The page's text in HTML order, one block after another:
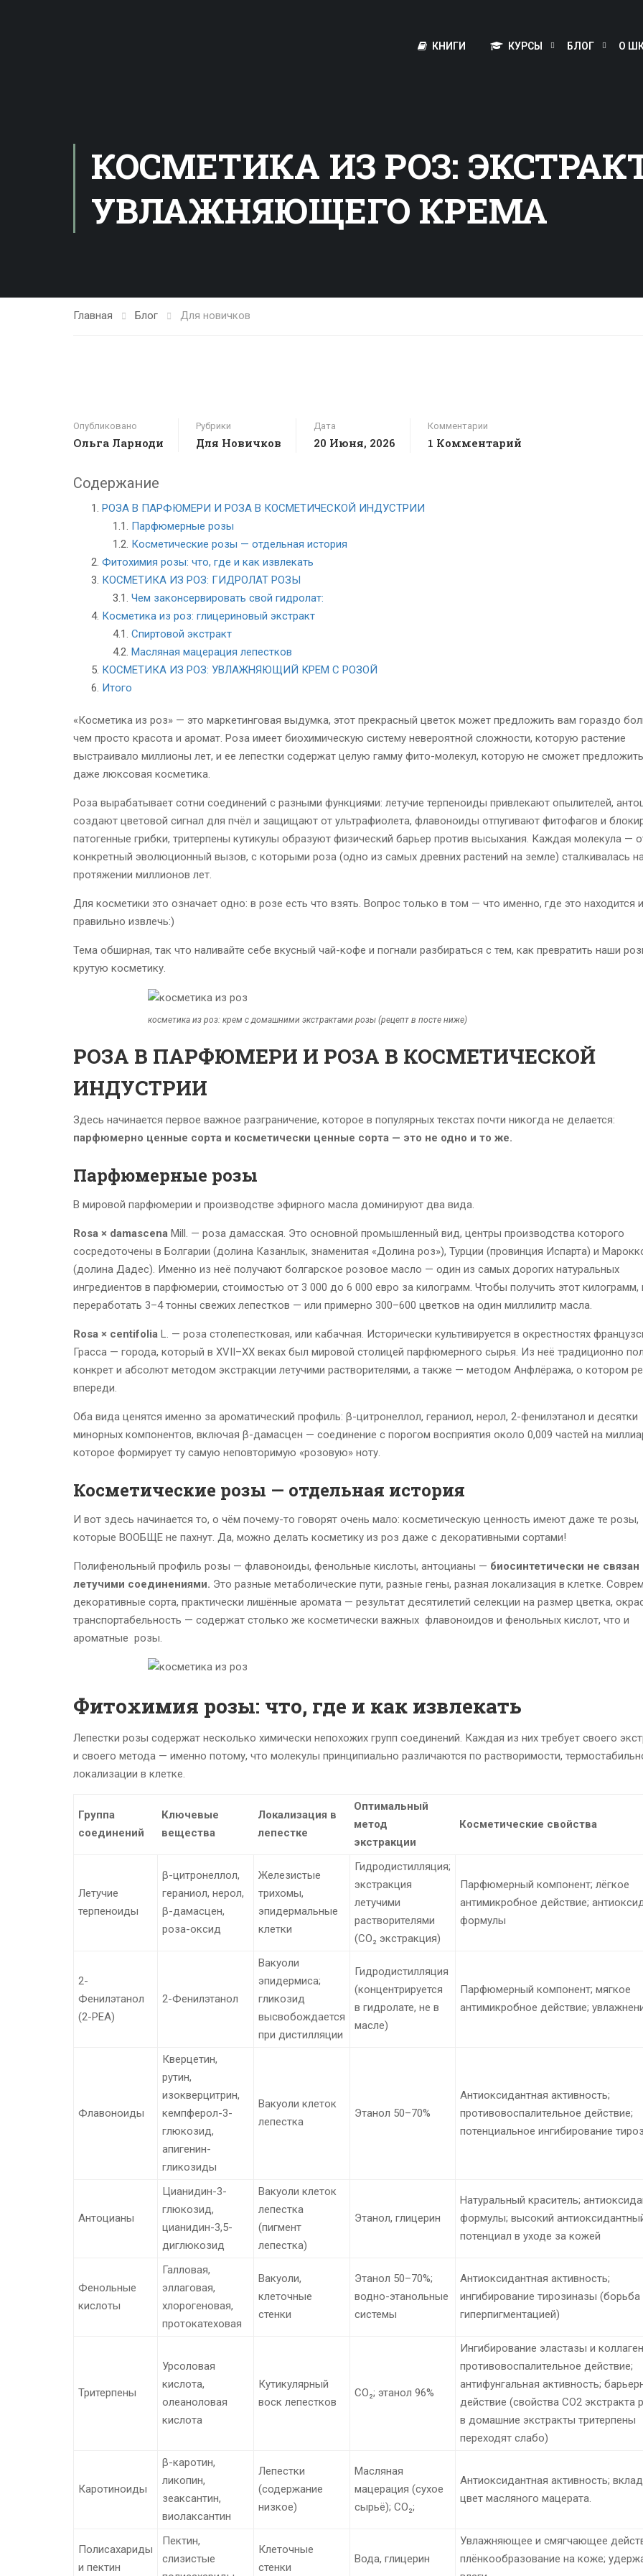
КНИГИ КУРСЫ БЛОГ О
КОСМЕТИКА ИЗ РОЗ:
УВЛАЖНЯЮЩЕГО КРЕМА
Главная Блог Для новичков
Опубликовано
Ольга Ларноди
Рубрики
Для Новичков
Дата
20 Июня, 2026
Комментарии
1 Комментарий
Содержание
РОЗА В ПАРФЮМЕРИ И РОЗА В КОСМЕТИЧЕСКОЙ ИНДУСТРИИ
Парфюмерные розы
Косметические розы — отдельная история
Фитохимия розы: что, где и как извлекать
КОСМЕТИКА ИЗ РОЗ: ГИДРОЛАТ РОЗЫ
Чем законсервировать свой гидролат:
Косметика из роз: глицериновый экстракт
Спиртовой экстракт
Масляная мацерация лепестков
КОСМЕТИКА ИЗ РОЗ: УВЛАЖНЯЮЩИЙ КРЕМ С РОЗОЙ
Итого
«Косметика из роз» — это маркетинговая выдумка, этот прекрасный цветок может предложить вам гораздо
чем просто красота и аромат. Роза имеет биохимическую систему невероятной сложности, которую растение
выстраивало миллионы лет, и ее лепестки содержат целую гамму фито-молекул, которую не сможет
даже люксовая косметика.
Роза вырабатывает сотни соединений с разными функциями: летучие терпеноиды привлекают опылителей,
создают цветовой сигнал для пчёл и защищают от ультрафиолета, флавоноиды отпугивают фитофагов и
патогенные грибки, тритерпены кутикулы образуют физический барьер против высыхания. Каждая молекула —
конкретный эволюционный вызов, с которыми роза (одно из самых древних растений на земле) сталкивалась
протяжении миллионов лет.
Для косметики это означает одно: в розе есть что взять. Вопрос только в том — что именно, где это находится
правильно извлечь:)
Тема обширная, так что наливайте себе вкусный чай-кофе и погнали разбираться с тем, как превратить наши
крутую косметику.
косметика из роз: крем с домашними экстрактами розы (рецепт в посте ниже)
РОЗА В ПАРФЮМЕРИ И РОЗА В КОСМЕТИЧЕСКОЙ
ИНДУСТРИИ
Здесь начинается первое важное разграничение, которое в популярных текстах почти никогда не делается:
парфюмерно ценные сорта и косметически ценные сорта — это не одно и то же.
Парфюмерные розы
В мировой парфюмерии и производстве эфирного масла доминируют два вида.
Rosa × damascena Mill. — роза дамасская. Это основной промышленный вид, центры производства которого
сосредоточены в Болгарии (долина Казанлык, знаменитая «Долина роз»), Турции (провинция Испарта) и
(долина Дадес). Именно из неё получают болгарское розовое масло — один из самых дорогих натуральных
ингредиентов в парфюмерии, стоимостью от 3 000 до 6 000 евро за килограмм. Чтобы получить этот килограмм,
переработать 3–4 тонны свежих лепестков — или примерно 300–600 цветков на один миллилитр масла.
Rosa × centifolia L. — роза столепестковая, или кабачная. Исторически культивируется в окрестностях
Грасса — города, который в XVII–XX веках был мировой столицей парфюмерного сырья. Из неё традиционно
конкрет и абсолют методом экстракции летучими растворителями, а также — методом Анфлёража, о котором
впереди.
Оба вида ценятся именно за ароматический профиль: β-цитронеллол, гераниол, нерол, 2-фенилэтанол и десятки
минорных компонентов, включая β-дамасцен — соединение с порогом восприятия около 0,009 частей на
которое формирует ту самую неповторимую «розовую» ноту.
Косметические розы — отдельная история
И вот здесь начинается то, о чём почему-то говорят очень мало: косметическую ценность имеют даже те розы,
которые ВООБЩЕ не пахнут. Да, можно делать косметику из роз даже с декоративными сортами!
Полифенольный профиль розы — флавоноиды, фенольные кислоты, антоцианы — биосинтетически не связан
летучими соединениями. Это разные метаболические пути, разные гены, разная локализация в клетке.
декоративные сорта, практически лишённые аромата — результат десятилетий селекции на размер цветка,
транспортабельность — содержат столько же косметически важных флавоноидов и фенольных кислот, что и
ароматные розы.
Фитохимия розы: что, где и как извлекать
Лепестки розы содержат несколько химически непохожих групп соединений. Каждая из них требует своего
и своего метода — именно потому, что молекулы принципиально различаются по растворимости,
локализации в клетке.
Группа
соединений
Ключевые
вещества
Локализация в
лепестке
Оптимальный
метод
экстракции
Косметические свойства
Летучие
терпеноиды
β-цитронеллол,
гераниол, нерол,
β-дамасцен,
роза-оксид
Железистые
трихомы,
эпидермальные
клетки
Гидродистилляция;
экстракция
летучими
растворителями
(CO₂ экстракция)
Парфюмерный компонент; лёгкое
антимикробное действие;
формулы
2-
Фенилэтанол
(2-PEA)
2-Фенилэтанол
Вакуоли
эпидермиса;
гликозид
высвобождается
при дистилляции
Гидродистилляция
(концентрируется
в гидролате, не в
масле)
Парфюмерный компонент; мягкое
антимикробное действие;
Флавоноиды
Кверцетин,
рутин,
изокверцитрин,
кемпферол-3-
глюкозид,
апигенин-
гликозиды
Вакуоли клеток
лепестка
Этанол 50–70%
Антиоксидантная активность;
противовоспалительное действие;
потенциальное ингибирование
Антоцианы
Цианидин-3-
глюкозид,
цианидин-3,5-
диглюкозид
Вакуоли клеток
лепестка
(пигмент
лепестка)
Этанол, глицерин
Натуральный краситель;
формулы; высокий
потенциал в уходе за кожей
Фенольные
кислоты
Галловая,
эллаговая,
хлорогеновая,
протокатеховая
Вакуоли,
клеточные
стенки
Этанол 50–70%;
водно-этанольные
системы
Антиоксидантная активность;
ингибирование тирозиназы (борьба
гиперпигментацией)
Тритерпены
Урсоловая
кислота,
олеаноловая
кислота
Кутикулярный
воск лепестков
CO₂; этанол 96%
Ингибирование эластазы и
противовоспалительное действие;
антифунгальная активность;
действие (свойства СО2 экстракта
в домашние экстракты тритерпены
переходят слабо)
Каротиноиды
β-каротин,
ликопин,
зеаксантин,
виолаксантин
Лепестки
(содержание
низкое)
Масляная
мацерация (сухое
сырьё); CO₂;
Антиоксидантная активность;
цвет масляного мацерата.
Полисахариды
и пектин
Пектин,
слизистые
Клеточные
стенки
Вода, глицерин
Увлажняющее и смягчающее
плёнкообразование на коже;